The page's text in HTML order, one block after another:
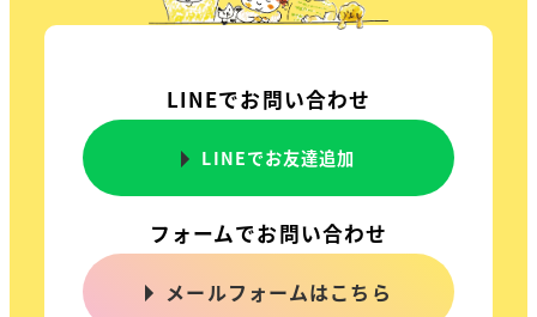
LINEでお問い合わせ
LINEでお友達追加
フォームでお問い合わせ
メールフォームはこちら